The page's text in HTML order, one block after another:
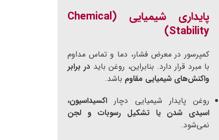
پایداری شیمیایی (Chemical
Stability)
کمپرسور در معرض فشار، دما و تماس مداوم
با مبرد قرار دارد. بنابراین، روغن باید در برابر
واکنش‌های شیمیایی مقاوم باشد.
روغن پایدار شیمیایی دچار اکسیداسیون،
اسیدی شدن یا تشکیل رسوبات و لجن
نمی‌شود.